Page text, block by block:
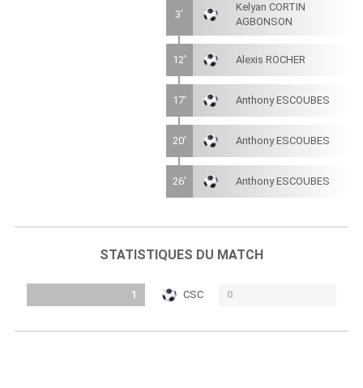
3'
Kelyan CORTIN
AGBONSON
12' Alexis ROCHER
17' Anthony ESCOUBES
20' Anthony ESCOUBES
26' Anthony ESCOUBES
STATISTIQUES DU MATCH
1 CSC 0